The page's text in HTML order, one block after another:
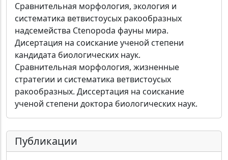
Сравнительная морфология, экология и
систематика ветвистоусых ракообразных
надсемейства Ctenopoda фауны мира.
Дисертация на соискание ученой степени
кандидата биологических наук.
Сравнительная морфология, жизненные
стратегии и систематика ветвистоусых
ракообразных. Диссертация на соискание
ученой степени доктора биологических наук.
Публикации